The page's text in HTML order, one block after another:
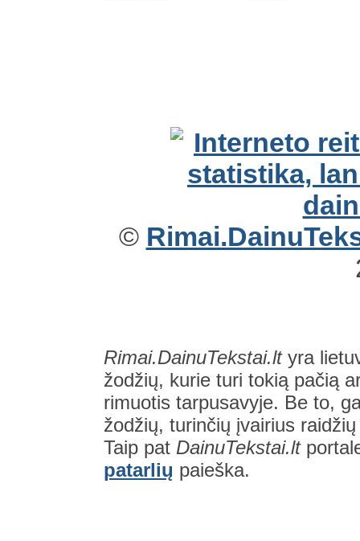
©
Rimai.DainuTekstai.ltyra
žodžių, kurie turi tokią pačią
rimuotis tarpusavyje. Be to,
žodžių, turinčių įvairius
Taip pat DainuTekstai.lt
patarlių paieška.